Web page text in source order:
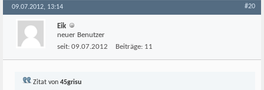
09.07.2012, 13:14 #20
Eik
neuer Benutzer
seit: 09.07.2012 Beiträge: 11
Zitat von 45grisu